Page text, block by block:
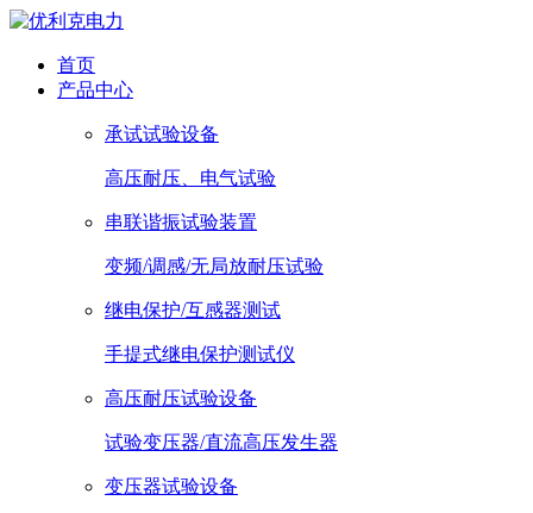
首页
产品中心
承试试验设备
高压耐压、电气试验
串联谐振试验装置
变频/调感/无局放耐压试验
继电保护/互感器测试
手提式继电保护测试仪
高压耐压试验设备
试验变压器/直流高压发生器
变压器试验设备